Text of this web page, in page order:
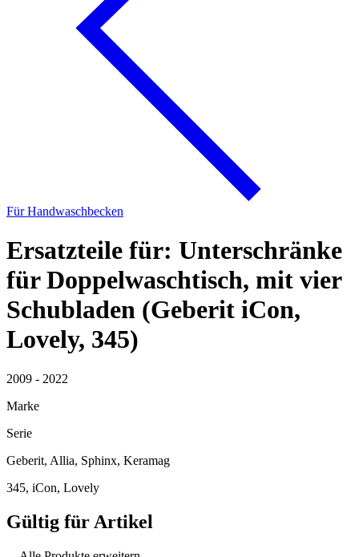
Für Handwaschbecken
Ersatzteile für: Unterschränke
für Doppelwaschtisch, mit vier
Schubladen (Geberit iCon,
Lovely, 345)
2009 - 2022
Marke
Serie
Geberit, Allia, Sphinx, Keramag
345, iCon, Lovely
Gültig für Artikel